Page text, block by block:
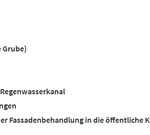
Fassadenbehandlung in die öffentliche